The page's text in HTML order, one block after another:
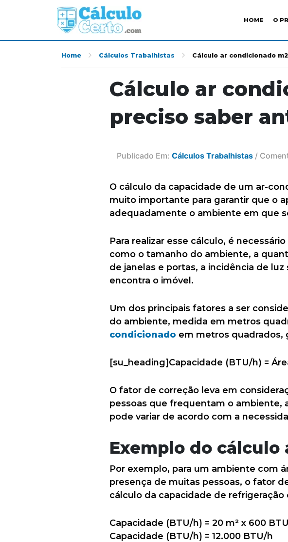
HOME O
Home Cálculos Trabalhistas Cálculo ar condicionado
Cálculo ar
preciso saber
Publicado Em: Cálculos Trabalhistas /
O cálculo da capacidade de um ar-
muito importante para garantir que o
adequadamente o ambiente em que
Para realizar esse cálculo, é
como o tamanho do ambiente, a
de janelas e portas, a incidência de
encontra o imóvel.
Um dos principais fatores a ser
do ambiente, medida em metros
condicionado em metros quadrados,
[su_heading]Capacidade (BTU/h) =
O fator de correção leva em
pessoas que frequentam o ambiente,
pode variar de acordo com a
Exemplo do cálculo
Por exemplo, para um ambiente com
presença de muitas pessoas, o fator
cálculo da capacidade de refrigeração
Capacidade (BTU/h) = 20 m² x 600
Capacidade (BTU/h) = 12.000 BTU/h